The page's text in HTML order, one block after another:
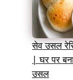
सेव उसल
| घर पर
उसल